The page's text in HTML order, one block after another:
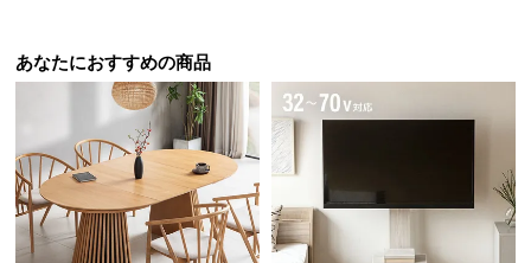
あなたにおすすめの商品